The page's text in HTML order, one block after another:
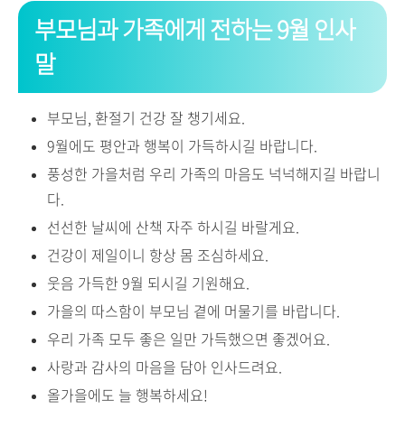
부모님과 가족에게 전하는 9월 인사
말
부모님, 환절기 건강 잘 챙기세요.
9월에도 평안과 행복이 가득하시길 바랍니다.
풍성한 가을처럼 우리 가족의 마음도 넉넉해지길 바랍니
다.
선선한 날씨에 산책 자주 하시길 바랄게요.
건강이 제일이니 항상 몸 조심하세요.
웃음 가득한 9월 되시길 기원해요.
가을의 따스함이 부모님 곁에 머물기를 바랍니다.
우리 가족 모두 좋은 일만 가득했으면 좋겠어요.
사랑과 감사의 마음을 담아 인사드려요.
올가을에도 늘 행복하세요!